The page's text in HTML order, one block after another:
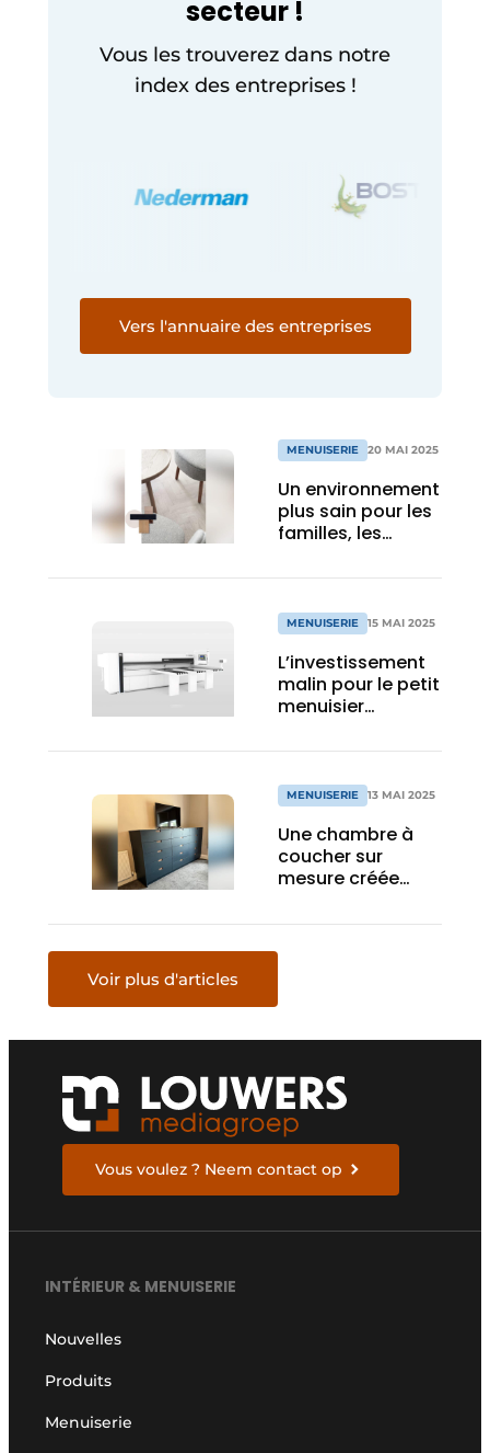
secteur !
Vous les trouverez dans notre
index des entreprises !
Vers l'annuaire des entreprises
MENUISERIE 20 MAI 2025
Un environnement
plus sain pour les
familles, les
compagnie et les
parquets
MENUISERIE 15 MAI 2025
L’investissement
malin pour le petit
menuisier
MENUISERIE 13 MAI 2025
Une chambre à
coucher sur
mesure créée
MDF de haute
Voir plus d'articles
Vous voulez ? Neem contact op
INTÉRIEUR & MENUISERIE
Nouvelles
Produits
Menuiserie